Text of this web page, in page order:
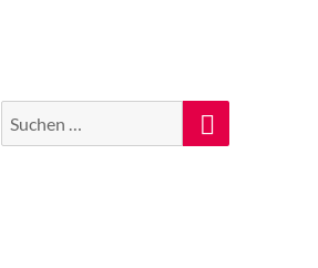
Suche
nach:
Suchen